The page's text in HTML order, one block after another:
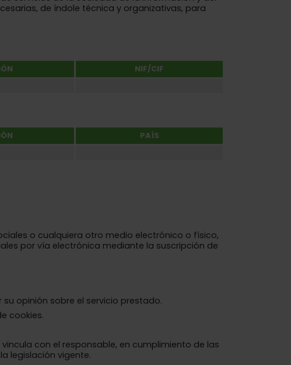
de índole técnica y organizativas, para
NIF/CIF
PAÍS
o cualquiera otro medio electrónico o físico,
por vía electrónica mediante la suscripción de
opinión sobre el servicio prestado.
cookies.
con el responsable, en cumplimiento de las
legislación vigente.